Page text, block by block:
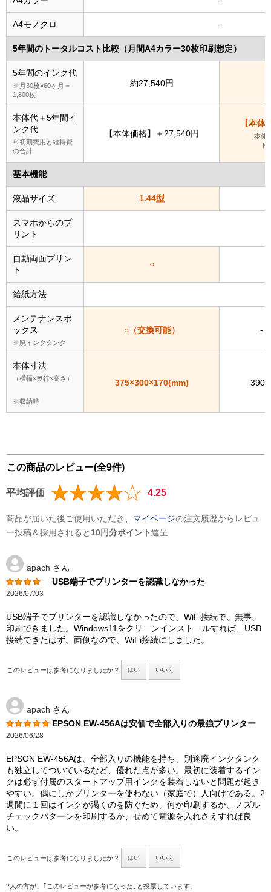
A4モノクロ -
5年間のトータルコスト比較（月間A4カラー30枚印刷想定）
5年間のインク代
※月30枚×60ヶ月＝
1,800枚
約27,540円
本体代＋5年間イ
ンク代
※初期費用と維持費
の合計
【本体価格】＋27,540円
【本体
本体
ト
基本機能
液晶サイズ 1.44型
スマホからのプ
リント
自動両面プリン
ト
○
給紙方法
メンテナンスボ
ックス
※廃インクタンク
○（交換可能） -
本体寸法
（横幅×奥行×高さ）
※収納時
375×300×170(mm)
この商品のレビュー(全9件)
平均評価 4.25
商品が届いた後ご使用いただき、 マイページの注文履歴からレビュ
ー投稿＆採用されると 10円分ポイント進呈
apach さん
USB端子でプリンターを認識しなかった
2026/07/03
USB端子でプリンターを認識しなかったので、WiFi接続で、無事、
印刷できました。Windows11をクリ―ンインスト―ルすれば、USB
接続できたはず。面倒なので、WiFi接続にしました。
このレビューは参考になりましたか？ はい いいえ
apach さん
EPSON EW-456Aは安価で全部入りの最強プリンター
2026/06/28
EPSON EW-456Aは、全部入りの機能を持ち、別途廃インクタンク
も独立してついているなど、優れた点が多い。最初に装着するイン
クは必ず付属のスタートアップ用インクを装着しないと問題が起き
やすい。偶にしかプリンターを使わない（家庭で）人向けである。2
週間に１回はインクが渇くのを防ぐため、何か印刷するか、ノズル
チェックパターンを印刷するか、せめて電源を入れさえすれば良
い。
このレビューは参考になりましたか？ はい いいえ
2人の方が、｢このレビューが参考になった｣と投票しています。